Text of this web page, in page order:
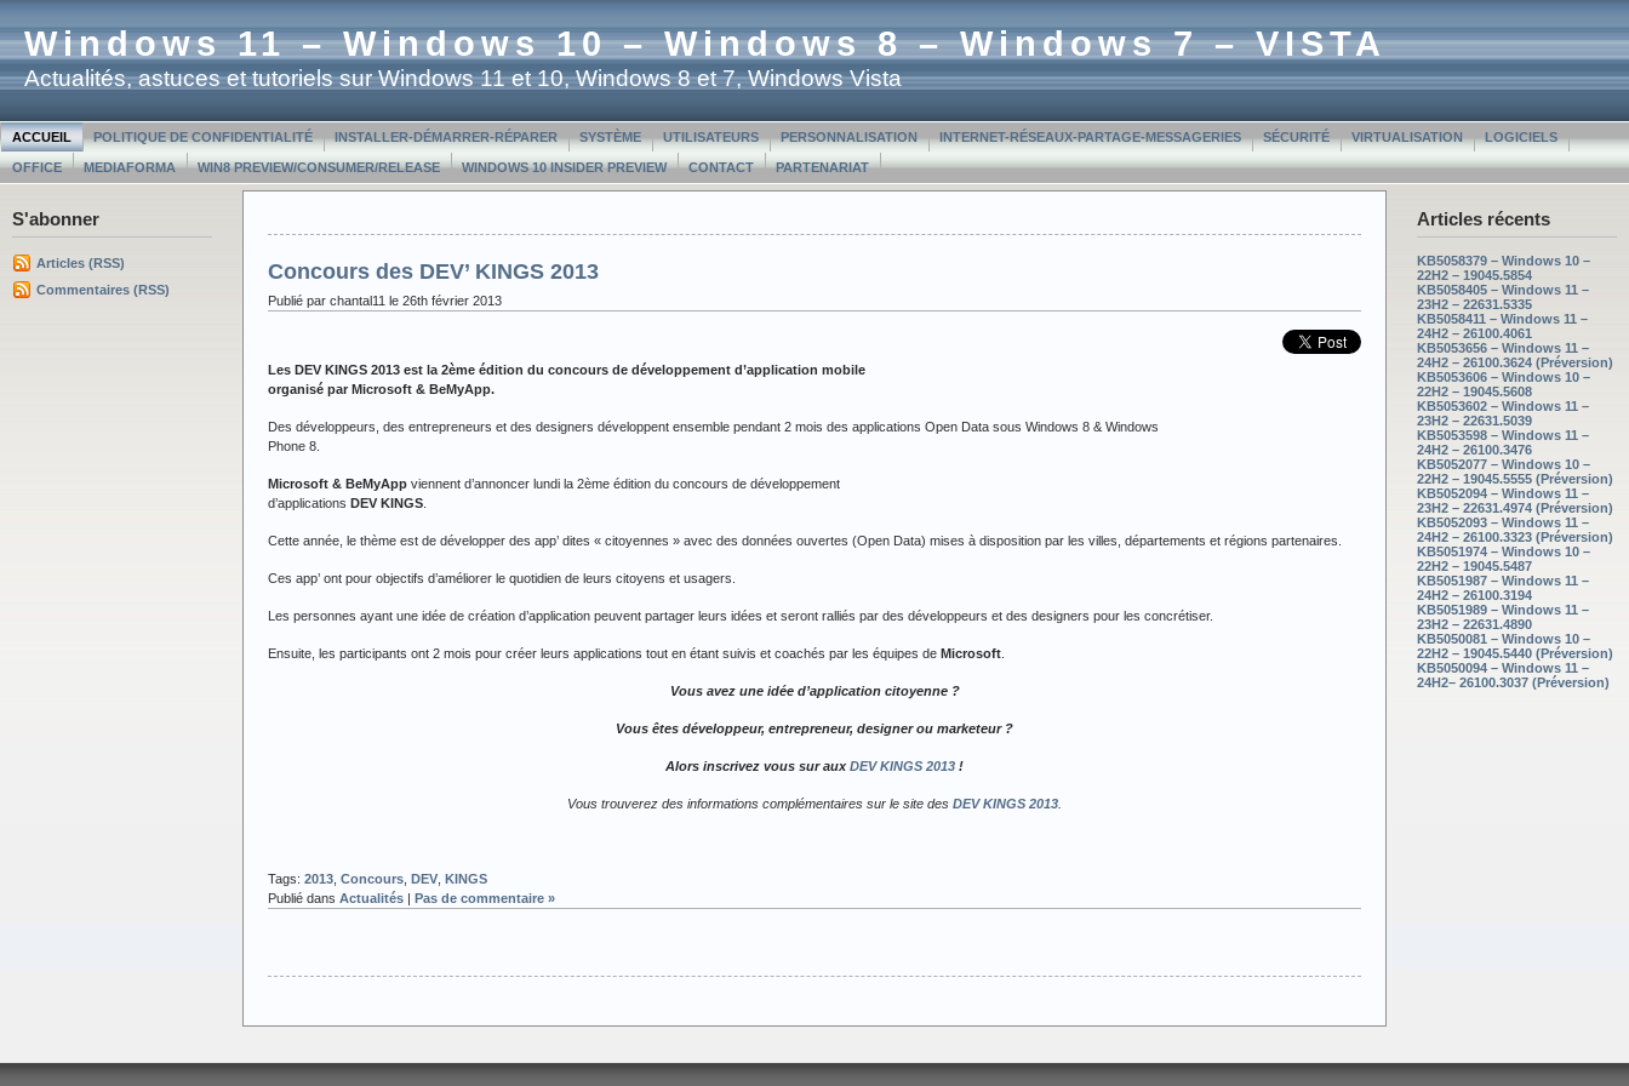
Windows 11 – Windows 10 – Windows 8 – Windows 7 – VISTA
Actualités, astuces et tutoriels sur Windows 11 et 10, Windows 8 et 7, Windows Vista
ACCUEIL POLITIQUE DE CONFIDENTIALITÉ INSTALLER-DÉMARRER-RÉPARER SYSTÈME UTILISATEURS PERSONNALISATION INTERNET-RÉSEAUX-PARTAGE-MESSAGERIES SÉCURITÉ VIRTUALISATION LOGICIELS
OFFICE MEDIAFORMA WIN8 PREVIEW/CONSUMER/RELEASE WINDOWS 10 INSIDER PREVIEW CONTACT PARTENARIAT
S'abonner
Articles (RSS)
Commentaires (RSS)
Articles récents
KB5058379 – Windows 10 –
22H2 – 19045.5854
KB5058405 – Windows 11 –
23H2 – 22631.5335
KB5058411 – Windows 11 –
24H2 – 26100.4061
KB5053656 – Windows 11 –
24H2 – 26100.3624 (Préversion)
KB5053606 – Windows 10 –
22H2 – 19045.5608
KB5053602 – Windows 11 –
23H2 – 22631.5039
KB5053598 – Windows 11 –
24H2 – 26100.3476
KB5052077 – Windows 10 –
22H2 – 19045.5555 (Préversion)
KB5052094 – Windows 11 –
23H2 – 22631.4974 (Préversion)
KB5052093 – Windows 11 –
24H2 – 26100.3323 (Préversion)
KB5051974 – Windows 10 –
22H2 – 19045.5487
KB5051987 – Windows 11 –
24H2 – 26100.3194
KB5051989 – Windows 11 –
23H2 – 22631.4890
KB5050081 – Windows 10 –
22H2 – 19045.5440 (Préversion)
KB5050094 – Windows 11 –
24H2– 26100.3037 (Préversion)
Concours des DEV’ KINGS 2013
Publié par chantal11 le 26th février 2013
Les DEV KINGS 2013 est la 2ème édition du concours de développement d’application mobile
organisé par Microsoft & BeMyApp.
Des développeurs, des entrepreneurs et des designers développent ensemble pendant 2 mois des applications Open Data sous Windows 8 & Windows
Phone 8.
Microsoft & BeMyApp viennent d’annoncer lundi la 2ème édition du concours de développement
d’applications DEV KINGS
Cette année, le thème est de développer des app’ dites « citoyennes » avec des données ouvertes (Open Data) mises à disposition par les villes, départements et régions partenaires.
Ces app’ ont pour objectifs d’améliorer le quotidien de leurs citoyens et usagers.
Les personnes ayant une idée de création d’application peuvent partager leurs idées et seront ralliés par des développeurs et des designers pour les concrétiser.
Ensuite, les participants ont 2 mois pour créer leurs applications tout en étant suivis et coachés par les équipes de Microsoft
Vous avez une idée d’application citoyenne ?
Vous êtes développeur, entrepreneur, designer ou marketeur ?
Alors inscrivez vous sur auxDEV KINGS 2013 !
Vous trouverez des informations complémentaires sur le site des DEV KINGS 2013
Tags: 2013 Concours DEV KINGS
Publié dans Actualités | Pas de commentaire »